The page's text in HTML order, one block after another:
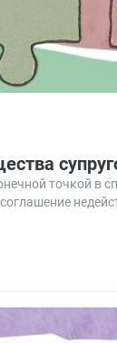
точкой в